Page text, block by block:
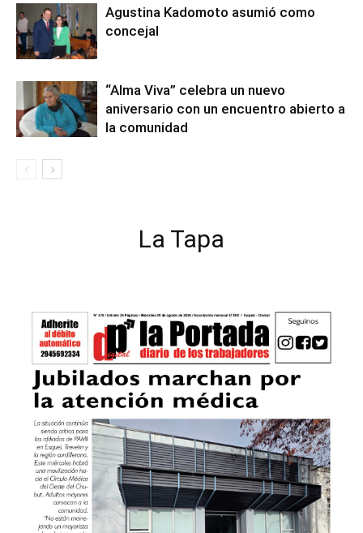
Agustina Kadomoto asumió como
concejal
“Alma Viva” celebra un nuevo
aniversario con un encuentro abierto a
la comunidad
La Tapa